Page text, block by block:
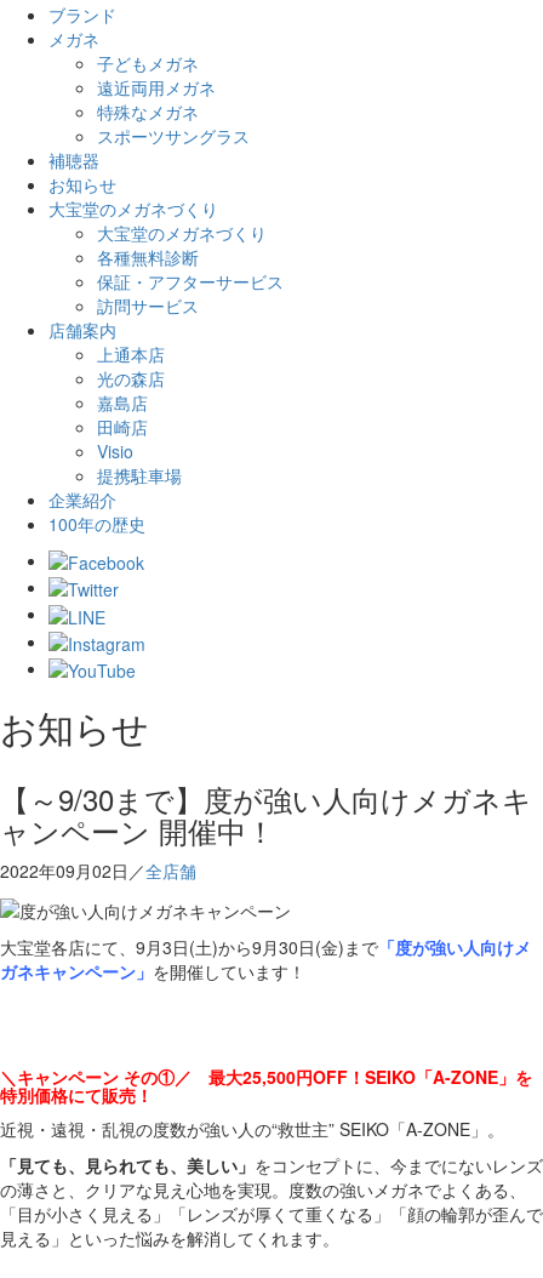
ブランド
メガネ
子どもメガネ
遠近両用メガネ
特殊なメガネ
スポーツサングラス
補聴器
お知らせ
大宝堂のメガネづくり
大宝堂のメガネづくり
各種無料診断
保証・アフターサービス
訪問サービス
店舗案内
上通本店
光の森店
嘉島店
田崎店
Visio
提携駐車場
企業紹介
100年の歴史
お知らせ
【～9/30まで】度が強い人向けメガネキ
ャンペーン 開催中！
2022年09月02日／全店舗
大宝堂各店にて、9月3日(土)から9月30日(金)まで 「度が強い人向けメ
ガネキャンペーン」 を開催しています！
＼キャンペーン その①／ 最大25,500円OFF！SEIKO「A-ZONE」を
特別価格にて販売！
近視・遠視・乱視の度数が強い人の“救世主” SEIKO「A-ZONE」。
「見ても、見られても、美しい」 をコンセプトに、今までにないレンズ
の薄さと、クリアな見え心地を実現。度数の強いメガネでよくある、
「目が小さく見える」「レンズが厚くて重くなる」「顔の輪郭が歪んで
見える」といった悩みを解消してくれます。